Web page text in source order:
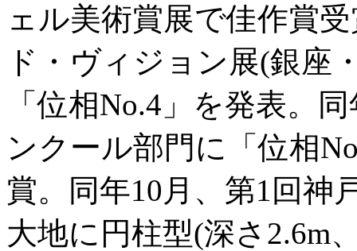
ェル美術賞展で佳作賞
ド・ヴィジョン展(銀座
「位相No.4」を発表。
ンクール部門に「位相
賞。同年10月、第1回神
大地に円柱型(深さ2.6m